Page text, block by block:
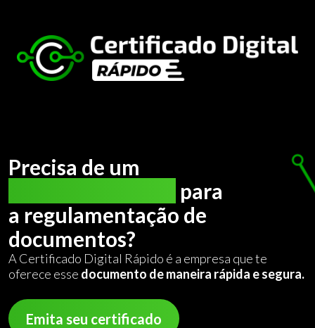
Precisa de um
para
a regulamentação de
documentos?
A Certificado Digital Rápido é a empresa que te
oferece esse documento de maneira rápida e segura.
Emita seu certificado